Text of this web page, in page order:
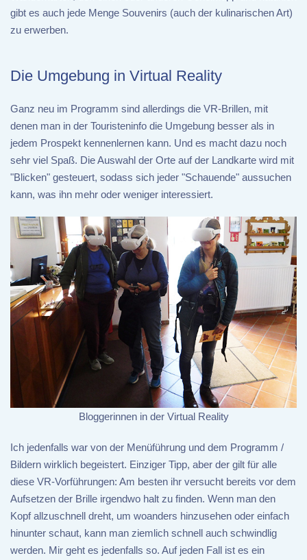
gibt es auch jede Menge Souvenirs (auch der kulinarischen Art)
zu erwerben.
Die Umgebung in Virtual Reality
Ganz neu im Programm sind allerdings die VR-Brillen, mit
denen man in der Touristeninfo die Umgebung besser als in
jedem Prospekt kennenlernen kann. Und es macht dazu noch
sehr viel Spaß. Die Auswahl der Orte auf der Landkarte wird mit
"Blicken" gesteuert, sodass sich jeder "Schauende" aussuchen
kann, was ihn mehr oder weniger interessiert.
Bloggerinnen in der Virtual Reality
Ich jedenfalls war von der Menüführung und dem Programm /
Bildern wirklich begeistert. Einziger Tipp, aber der gilt für alle
diese VR-Vorführungen: Am besten ihr versucht bereits vor dem
Aufsetzen der Brille irgendwo halt zu finden. Wenn man den
Kopf allzuschnell dreht, um woanders hinzusehen oder einfach
hinunter schaut, kann man ziemlich schnell auch schwindlig
werden. Mir geht es jedenfalls so. Auf jeden Fall ist es ein